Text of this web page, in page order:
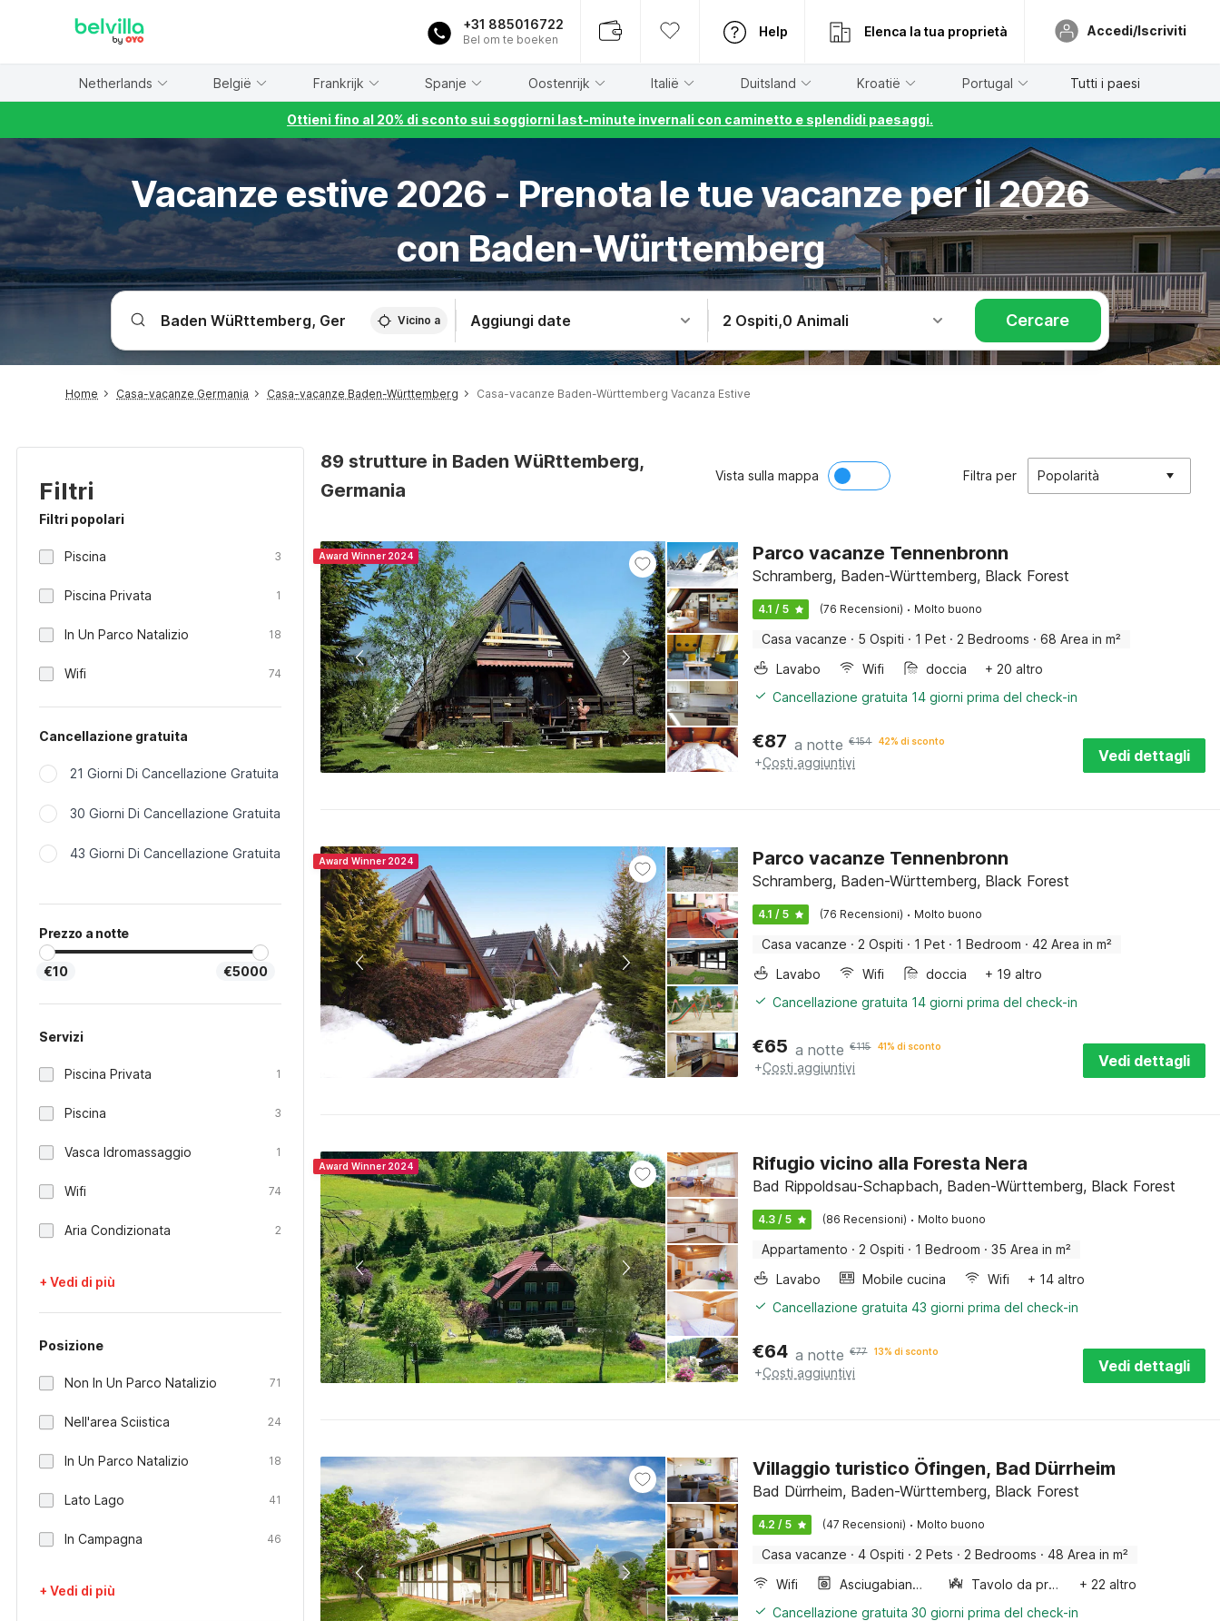
+31 885016722
Bel om te boeken
Help Elenca la tua proprietà Accedi/Iscriviti
Netherlands België Frankrijk Spanje Oostenrijk Italië Duitsland Kroatië Portugal Tutti i paesi
Ottieni fino al 20% di sconto sui soggiorni last-minute invernali con caminetto e splendidi paesaggi.
Vacanze estive 2026 - Prenota le tue vacanze per il 2026
con Baden-Württemberg
Vicino a Aggiungi date 2 Ospiti,0 Animali Cercare
Home Casa-vacanze Germania Casa-vacanze Baden-Württemberg Casa-vacanze Baden-Württemberg Vacanza Estive
Filtri
Filtri popolari
Piscina 3
Piscina Privata 1
In Un Parco Natalizio 18
Wifi 74
Cancellazione gratuita
21 Giorni Di Cancellazione Gratuita
30 Giorni Di Cancellazione Gratuita
43 Giorni Di Cancellazione Gratuita
Prezzo a notte
€10 €5000
Servizi
Piscina Privata 1
Piscina 3
Vasca Idromassaggio 1
Wifi 74
Aria Condizionata 2
+ Vedi di più
Posizione
Non In Un Parco Natalizio 71
Nell'area Sciistica 24
In Un Parco Natalizio 18
Lato Lago 41
In Campagna 46
+ Vedi di più
89 strutture in Baden WüRttemberg,
Germania
Vista sulla mappa Filtra per Popolarità
Award Winner 2024 Parco vacanze Tennenbronn
Schramberg, Baden-Württemberg, Black Forest
4.1 / 5 (76 Recensioni) · Molto buono
Casa vacanze · 5 Ospiti · 1 Pet · 2 Bedrooms · 68 Area in m²
Lavabo
Wifi doccia
+ 20 altro
Cancellazione gratuita 14 giorni prima del check-in
€87 a notte €154 42% di sconto
+Costi aggiuntivi Vedi dettagli
Award Winner 2024 Parco vacanze Tennenbronn
Schramberg, Baden-Württemberg, Black Forest
4.1 / 5 (76 Recensioni) · Molto buono
Casa vacanze · 2 Ospiti · 1 Pet · 1 Bedroom · 42 Area in m²
Lavabo
Wifi doccia
+ 19 altro
Cancellazione gratuita 14 giorni prima del check-in
€65 a notte €115 41% di sconto
+Costi aggiuntivi Vedi dettagli
Award Winner 2024 Rifugio vicino alla Foresta Nera
Bad Rippoldsau-Schapbach, Baden-Württemberg, Black Forest
4.3 / 5 (86 Recensioni) · Molto buono
Appartamento · 2 Ospiti · 1 Bedroom · 35 Area in m²
Lavabo
Mobile cucina Wifi
+ 14 altro
Cancellazione gratuita 43 giorni prima del check-in
€64 a notte €77 13% di sconto
+Costi aggiuntivi Vedi dettagli
Villaggio turistico Öfingen, Bad Dürrheim
Bad Dürrheim, Baden-Württemberg, Black Forest
4.2 / 5 (47 Recensioni) · Molto buono
Casa vacanze · 4 Ospiti · 2 Pets · 2 Bedrooms · 48 Area in m²
Wifi
Asciugabiancheria Tavolo da pranzo
+ 22 altro
Cancellazione gratuita 30 giorni prima del check-in